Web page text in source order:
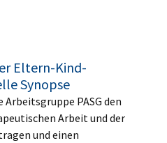
Eltern-Kind-
Synopse
Arbeitsgruppe PASG den
Arbeit und der
und einen